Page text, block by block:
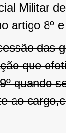
Militar
artigo 8º
das
que
quando
ao